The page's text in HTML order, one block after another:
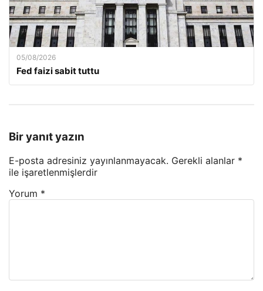
05/08/2026
Fed faizi sabit tuttu
Bir yanıt yazın
E-posta adresiniz yayınlanmayacak. Gerekli alanlar *
ile işaretlenmişlerdir
Yorum *